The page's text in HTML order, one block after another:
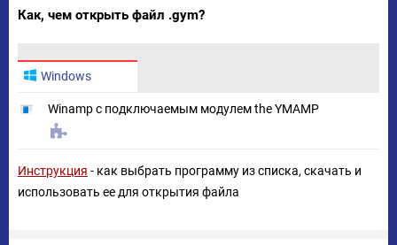
Как, чем открыть файл .gym?
Windows
Winamp с подключаемым модулем the YMAMP
Инструкция - как выбрать программу из списка, скачать и
использовать ее для открытия файла